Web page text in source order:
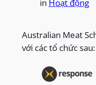
in Hoạt động
Australian Meat
với các tổ chức sau: